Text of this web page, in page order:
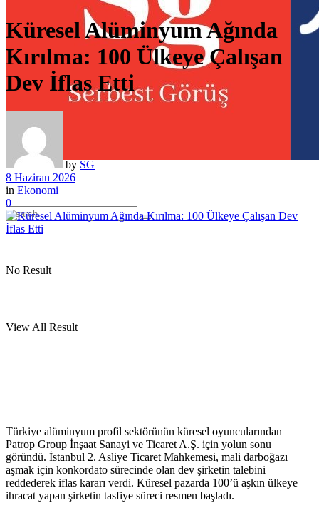
No Result
View All Result
Küresel Alüminyum Ağında
Kırılma: 100 Ülkeye Çalışan
Dev İflas Etti
by SG
8 Haziran 2026
in Ekonomi
0
Türkiye alüminyum profil sektörünün küresel oyuncularından
Patrop Group İnşaat Sanayi ve Ticaret A.Ş. için yolun sonu
göründü. İstanbul 2. Asliye Ticaret Mahkemesi, mali darboğazı
aşmak için konkordato sürecinde olan dev şirketin talebini
reddederek iflas kararı verdi. Küresel pazarda 100’ü aşkın ülkeye
ihracat yapan şirketin tasfiye süreci resmen başladı.